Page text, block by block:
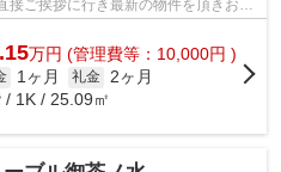
ご挨拶に行き最新の物件を頂きお客
...
万円 (管理費等：10,000円 )
1ヶ月 礼金 2ヶ月
/ 1K / 25.09㎡